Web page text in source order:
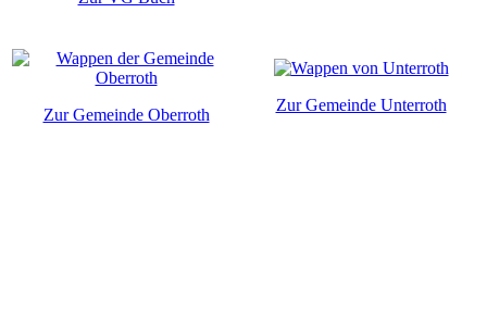
Zur Gemeinde Oberroth
Zur Gemeinde Unterroth